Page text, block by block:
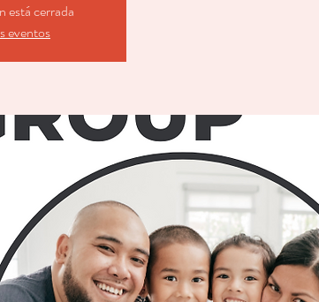
está cerrada
eventos